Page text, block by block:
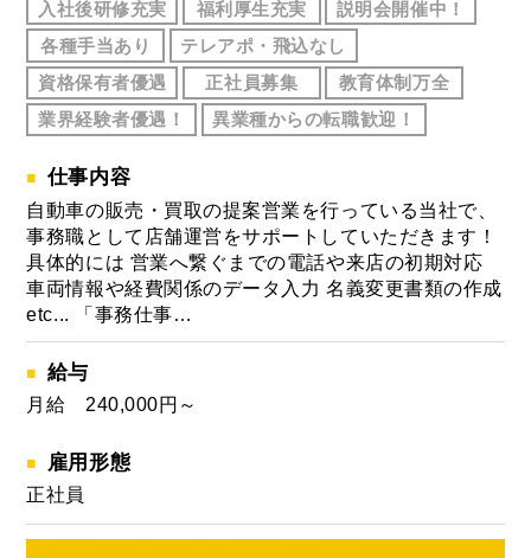
入社後研修充実
福利厚生充実
説明会開催中！
各種手当あり
テレアポ・飛込なし
資格保有者優遇
正社員募集
教育体制万全
業界経験者優遇！
異業種からの転職歓迎！
仕事内容
自動車の販売・買取の提案営業を行っている当社で、
事務職として店舗運営をサポートしていただきます！
具体的には 営業へ繋ぐまでの電話や来店の初期対応
車両情報や経費関係のデータ入力 名義変更書類の作成
etc... 「事務仕事…
給与
月給 240,000円～
雇用形態
正社員